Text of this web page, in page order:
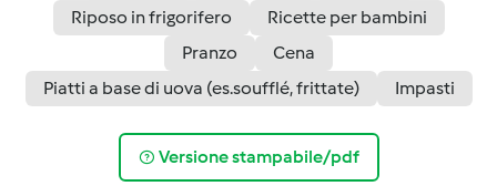
Riposo in frigorifero
Ricette per bambini
Pranzo
Cena
Piatti a base di uova (es.soufflé, frittate)
Impasti
Versione stampabile/pdf